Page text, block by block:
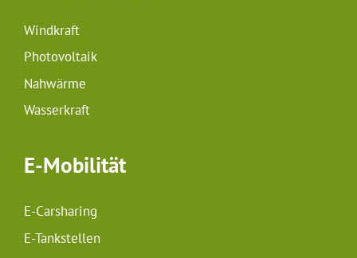
Windkraft
Photovoltaik
Nahwärme
Wasserkraft
E-Mobilität
E-Carsharing
E-Tankstellen